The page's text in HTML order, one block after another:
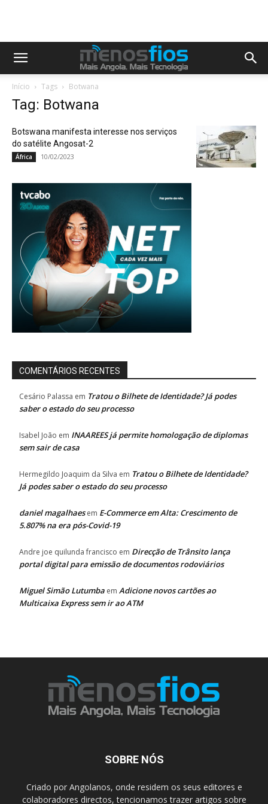
Início Tags Botwana
Tag: Botwana
Botswana manifesta interesse nos serviços
do satélite Angosat-2
África 10/02/2023
COMENTÁRIOS RECENTES
Cesário Palassa em Tratou o Bilhete de Identidade? Já podes
saber o estado do seu processo
Isabel João em INAAREES já permite homologação de diplomas
sem sair de casa
Hermegildo Joaquim da Silva em Tratou o Bilhete de Identidade?
Já podes saber o estado do seu processo
daniel magalhaesem E-Commerce em Alta: Crescimento de
5.807% na era pós-Covid-19
Andre joe quilunda francisco em Direcção de Trânsito lança
portal digital para emissão de documentos rodoviários
Miguel Simão Lutumba em Adicione novos cartões ao
Multicaixa Express sem ir ao ATM
SOBRE NÓS
Criado por Angolanos, onde residem os seus editores e
colaboradores directos, tencionamos trazer artigos sobre